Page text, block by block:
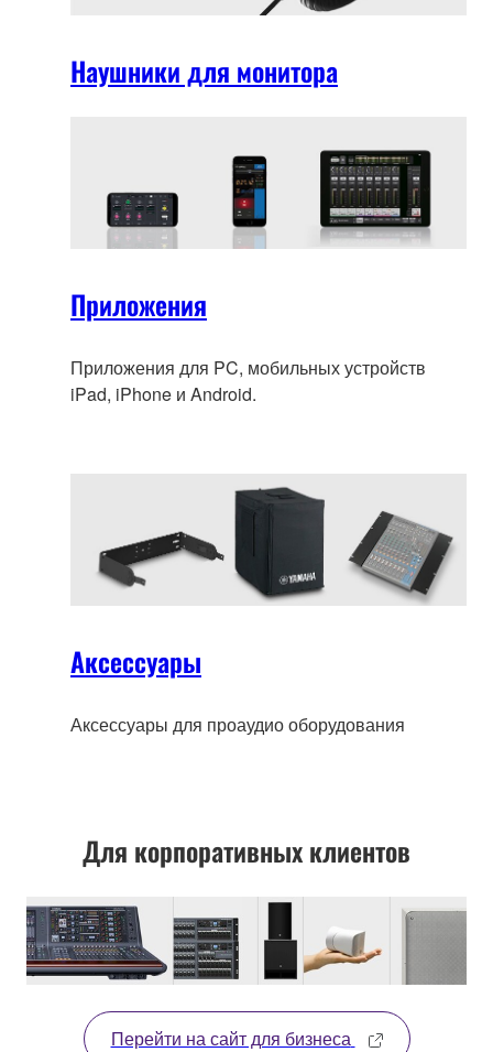
Наушники для монитора
Приложения
Приложения для PC, мобильных устройств
iPad, iPhone и Android.
Аксессуары
Аксессуары для проаудио оборудования
Для корпоративных клиентов
Перейти на сайт для бизнеса